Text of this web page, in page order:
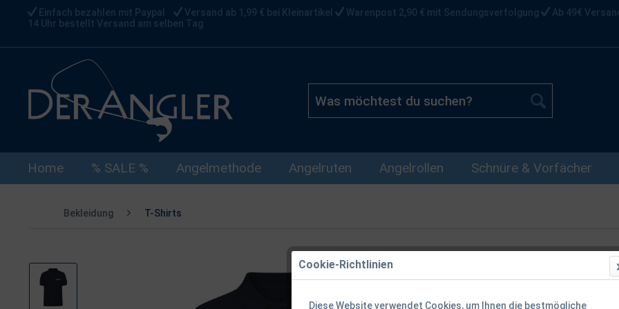
Einfach bezahlen mit Paypal Versand ab 1,99 € bei Kleinartikel Warenpost 2,90 € mit Sendungsverfolgung Ab 49€
14 Uhr bestellt Versand am selben Tag
Home % SALE % Angelmethode Angelruten Angelrollen Schnüre & Vorfächer
Bekleidung T-Shirts
Balzer Polo
Baumwolle
Cookie-Richtlinien
Diese Website verwendet Cookies, um Ihnen die bestmögliche